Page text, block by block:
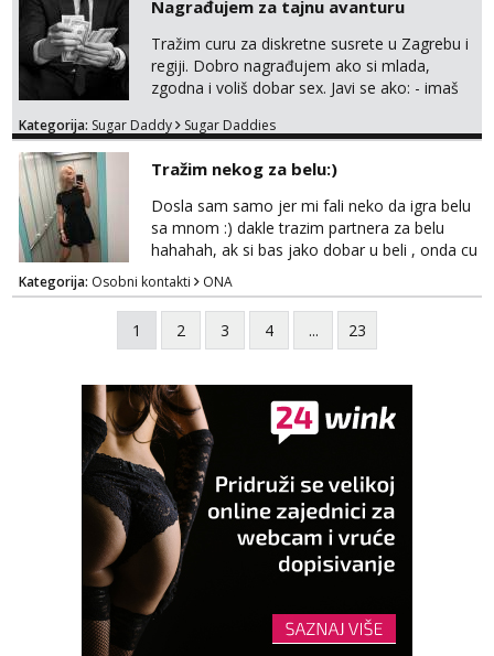
Nagrađujem za tajnu avanturu
Tražim curu za diskretne susrete u Zagrebu i
regiji. Dobro nagrađujem ako si mlada,
zgodna i voliš dobar sex. Javi se ako: - imaš
kosu - se dobro ljubiš - si fleksibilna s
dostupna radnim danom (vikendi i noći su za
obitelj) - vodiš brigu o zdravlju i koristiš
zaštitu Ne javljajte se: - debele - frajeri i
paro...
Kategorija: Sugar Daddy Sugar Daddies
Tražim nekog za belu:)
Dosla sam samo jer mi fali neko da igra belu
sa mnom :) dakle trazim partnera za belu
hahahah, ak si bas jako dobar u beli , onda cu
razmislit za dalje Klikni na link ispod i nadji me
tamo, cekam te!
Kategorija: Osobni kontakti ONA
1 2 3 4 ... 23